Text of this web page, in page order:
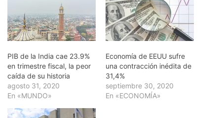
PIB de la India cae 23.9%
en trimestre fiscal, la peor
caída de su historia
agosto 31, 2020
En «MUNDO»
Economía de EEUU sufre
una contracción inédita de
31,4%
septiembre 30, 2020
En «ECONOMÍA»